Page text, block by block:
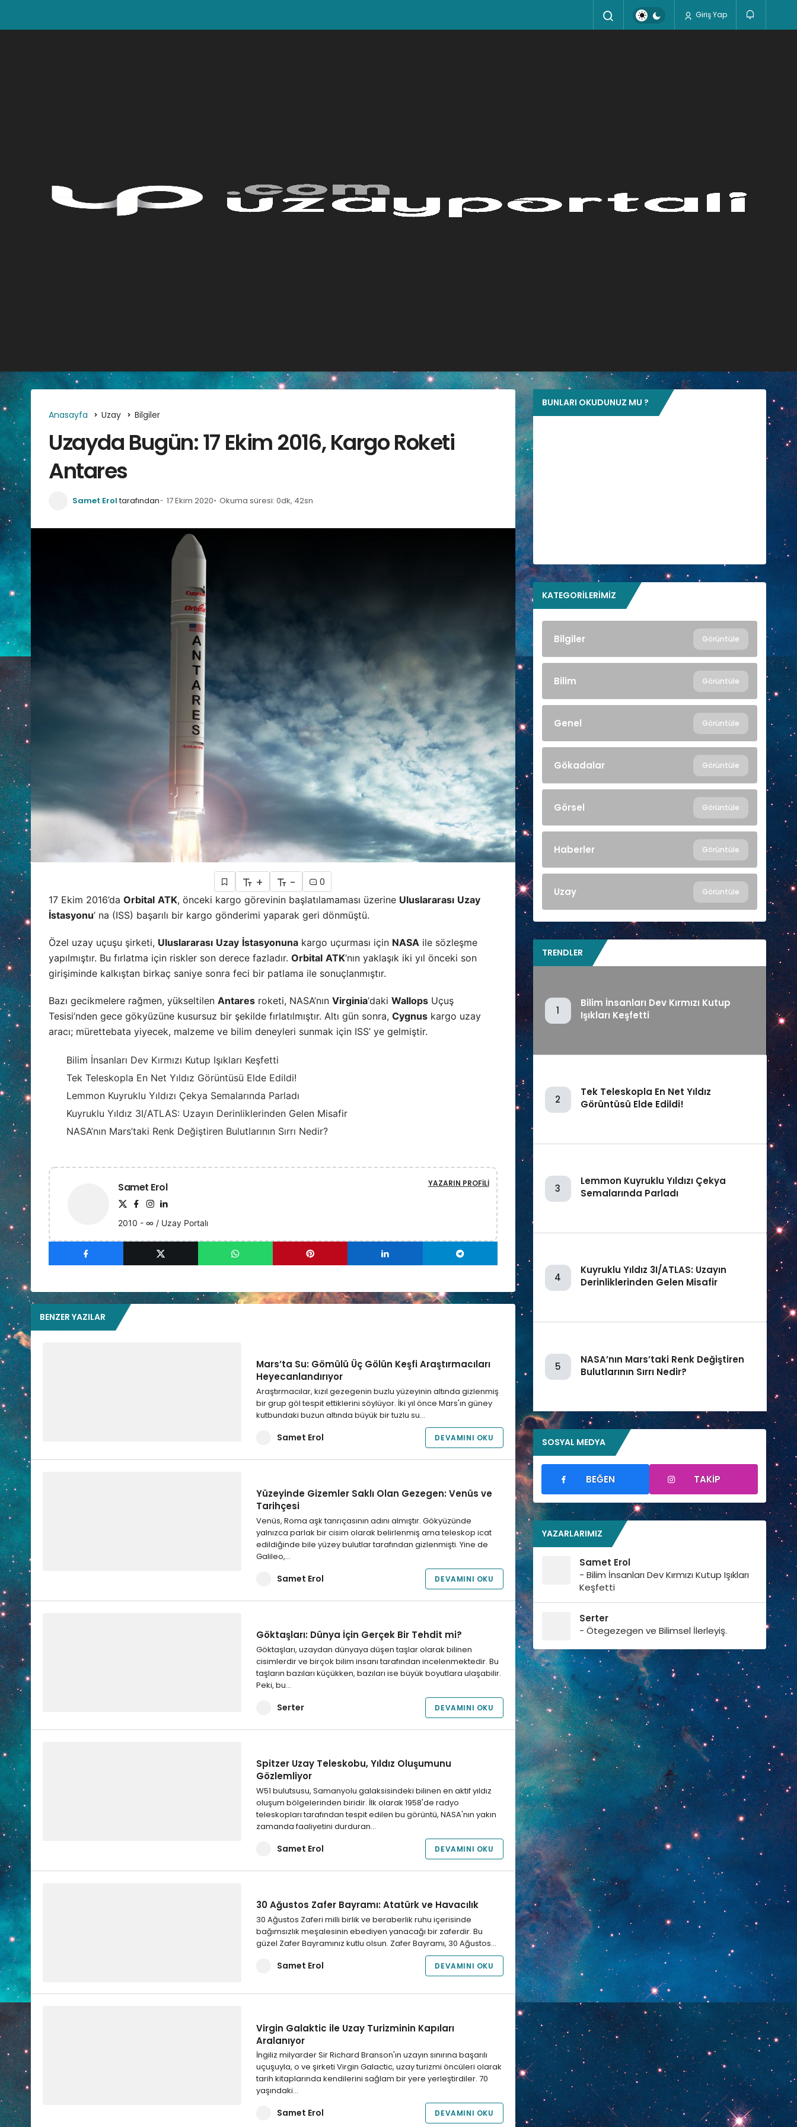
Giriş Yap
Anasayfa Uzay Bilgiler
Uzayda Bugün: 17 Ekim 2016, Kargo Roketi
Antares
Samet Erol tarafından 17 Ekim 2020 Okuma süresi: 0dk, 42sn
+ -
0
17 Ekim 2016’da Orbital ATK, önceki kargo görevinin başlatılamaması üzerine Uluslararası Uzay
İstasyonu’ na (ISS) başarılı bir kargo gönderimi yaparak geri dönmüştü.
Özel uzay uçuşu şirketi, Uluslararası Uzay İstasyonuna kargo uçurması için NASA ile sözleşme
yapılmıştır. Bu fırlatma için riskler son derece fazladır. Orbital ATK‘nın yaklaşık iki yıl önceki son
girişiminde kalkıştan birkaç saniye sonra feci bir patlama ile sonuçlanmıştır.
Bazı gecikmelere rağmen, yükseltilen Antares roketi, NASA’nın Virginia‘daki Wallops Uçuş
Tesisi’nden gece gökyüzüne kusursuz bir şekilde fırlatılmıştır. Altı gün sonra, Cygnus kargo uzay
aracı; mürettebata yiyecek, malzeme ve bilim deneyleri sunmak için ISS’ ye gelmiştir.
Bilim İnsanları Dev Kırmızı Kutup Işıkları Keşfetti
Tek Teleskopla En Net Yıldız Görüntüsü Elde Edildi!
Lemmon Kuyruklu Yıldızı Çekya Semalarında Parladı
Kuyruklu Yıldız 3I/ATLAS: Uzayın Derinliklerinden Gelen Misafir
NASA’nın Mars’taki Renk Değiştiren Bulutlarının Sırrı Nedir?
Samet Erol
2010 - ∞ / Uzay Portalı
YAZARIN PROFILI
BENZER YAZILAR
Mars’ta Su: Gömülü Üç Gölün Keşfi Araştırmacıları
Heyecanlandırıyor
Araştırmacılar, kızıl gezegenin buzlu yüzeyinin altında gizlenmiş
bir grup göl tespit ettiklerini söylüyor. İki yıl önce Mars'ın güney
kutbundaki buzun altında büyük bir tuzlu su…
Samet Erol DEVAMINI OKU
Yüzeyinde Gizemler Saklı Olan Gezegen: Venüs ve
Tarihçesi
Venüs, Roma aşk tanrıçasının adını almıştır. Gökyüzünde
yalnızca parlak bir cisim olarak belirlenmiş ama teleskop icat
edildiğinde bile yüzey bulutlar tarafından gizlenmişti. Yine de
Galileo,…
Samet Erol DEVAMINI OKU
Göktaşları: Dünya İçin Gerçek Bir Tehdit mi?
Göktaşları, uzaydan dünyaya düşen taşlar olarak bilinen
cisimlerdir ve birçok bilim insanı tarafından incelenmektedir. Bu
taşların bazıları küçükken, bazıları ise büyük boyutlara ulaşabilir.
Peki, bu…
Serter DEVAMINI OKU
Spitzer Uzay Teleskobu, Yıldız Oluşumunu
Gözlemliyor
W51 bulutsusu, Samanyolu galaksisindeki bilinen en aktif yıldız
oluşum bölgelerinden biridir. İlk olarak 1958'de radyo
teleskopları tarafından tespit edilen bu görüntü, NASA'nın yakın
zamanda faaliyetini durduran…
Samet Erol DEVAMINI OKU
30 Ağustos Zafer Bayramı: Atatürk ve Havacılık
30 Ağustos Zaferi milli birlik ve beraberlik ruhu içerisinde
bağımsızlık meşalesinin ebediyen yanacağı bir zaferdir. Bu
güzel Zafer Bayramınız kutlu olsun. Zafer Bayramı, 30 Ağustos…
Samet Erol DEVAMINI OKU
Virgin Galaktic ile Uzay Turizminin Kapıları
Aralanıyor
İngiliz milyarder Sir Richard Branson'ın uzayın sınırına başarılı
uçuşuyla, o ve şirketi Virgin Galactic, uzay turizmi öncüleri olarak
tarih kitaplarında kendilerini sağlam bir yere yerleştirdiler. 70
yaşındaki…
Samet Erol DEVAMINI OKU
BUNLARI OKUDUNUZ MU ?
KATEGORILERIMIZ
Bilgiler Görüntüle
Bilim Görüntüle
Genel Görüntüle
Gökadalar Görüntüle
Görsel Görüntüle
Haberler Görüntüle
Uzay Görüntüle
TRENDLER
1
Bilim İnsanları Dev Kırmızı Kutup
Işıkları Keşfetti
2
Tek Teleskopla En Net Yıldız
Görüntüsü Elde Edildi!
3
Lemmon Kuyruklu Yıldızı Çekya
Semalarında Parladı
4
Kuyruklu Yıldız 3I/ATLAS: Uzayın
Derinliklerinden Gelen Misafir
5
NASA’nın Mars’taki Renk Değiştiren
Bulutlarının Sırrı Nedir?
SOSYAL MEDYA
BEĞEN TAKIP
YAZARLARIMIZ
Samet Erol
- Bilim İnsanları Dev Kırmızı Kutup Işıkları
Keşfetti
Serter
- Ötegezegen ve Bilimsel İlerleyiş.